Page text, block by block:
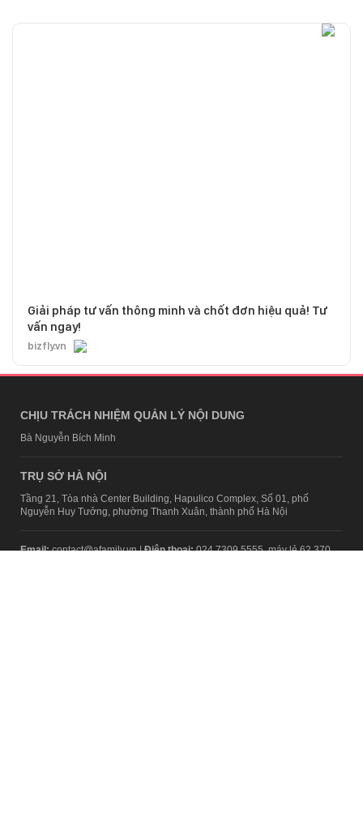
Giải pháp tư vấn thông minh và chốt đơn hiệu quả! Tư
vấn ngay!
bizfly.vn
CHỊU TRÁCH NHIỆM QUẢN LÝ NỘI DUNG
Bà Nguyễn Bích Minh
TRỤ SỞ HÀ NỘI
Tầng 21, Tòa nhà Center Building, Hapulico Complex, Số 01, phố
Nguyễn Huy Tưởng, phường Thanh Xuân, thành phố Hà Nội
Email:contact@afamily.vn |Điện thoại:024 7309 5555, máy lẻ 62.370